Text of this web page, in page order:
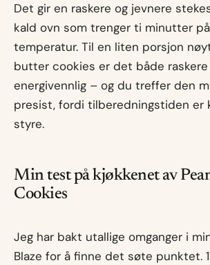
Det gir en raskere og jevnere
kald ovn som trenger ti minutter
temperatur. Til en liten porsjon
butter cookies er det både raskere
energivennlig – og du treffer den
presist, fordi tilberedningstiden er
styre.
Min test på kjøkkenet av
Cookies
Jeg har bakt utallige omganger i
Blaze for å finne det søte punktet.